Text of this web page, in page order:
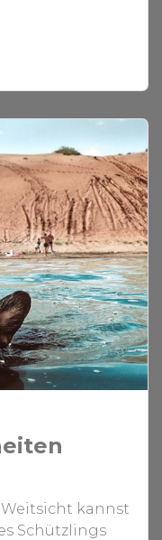
kannst
Schützlings